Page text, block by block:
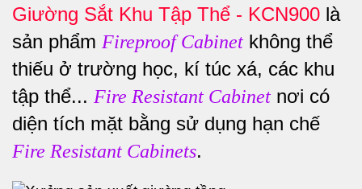
Giường Sắt Khu Tập Thể - KCN900 là
sản phẩm Fireproof Cabinet không thể
thiếu ở trường học, kí túc xá, các khu
tập thể... Fire Resistant Cabinet nơi có
diện tích mặt bằng sử dụng hạn chế
Fire Resistant Cabinets.